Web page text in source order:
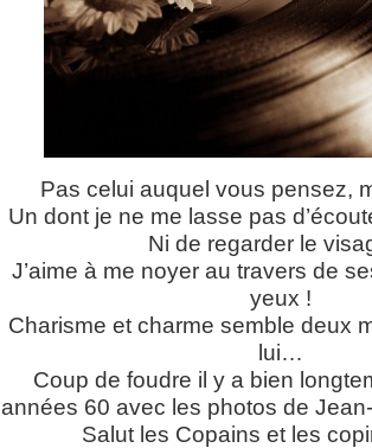
Pas celui auquel vous pensez,
Un dont je ne me lasse pas
Ni de regarder le
J’aime à me noyer au travers de
yeux !
Charisme et charme semble deux
lui…
Coup de foudre il y a bien
années 60 avec les photos de
Salut les Copains et les